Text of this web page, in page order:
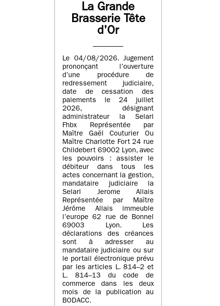
La Grande
Brasserie Tête
d'Or
Le 04/08/2026. Jugement
prononçant l’ouverture
d’une procédure de
redressement judiciaire,
date de cessation des
paiements le 24 juillet
2026, désignant
administrateur la Selarl
Fhbx Représentée par
Maître Gaël Couturier Ou
Maître Charlotte Fort 24 rue
Childebert 69002 Lyon, avec
les pouvoirs : assister le
débiteur dans tous les
actes concernant la gestion,
mandataire judiciaire la
Selarl Jerome Allais
Représentée par Maître
Jérôme Allais immeuble
l’europe 62 rue de Bonnel
69003 Lyon. Les
déclarations des créances
sont à adresser au
mandataire judiciaire ou sur
le portail électronique prévu
par les articles L. 814–2 et
L. 814–13 du code de
commerce dans les deux
mois de la publication au
BODACC.